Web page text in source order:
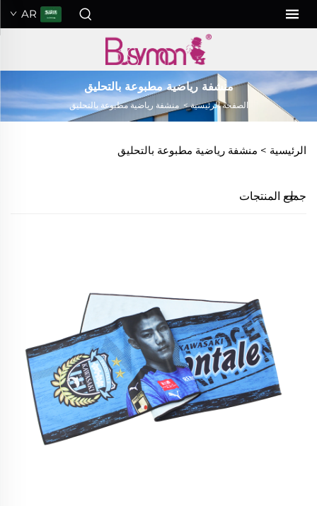
AR
منشفة رياضية مطبوعة بالتحليق
الصفحة الرئيسية>منشفة رياضية مطبوعة بالتحليق
الرئيسية > منشفة رياضية مطبوعة بالتحليق
جميع المنتجات